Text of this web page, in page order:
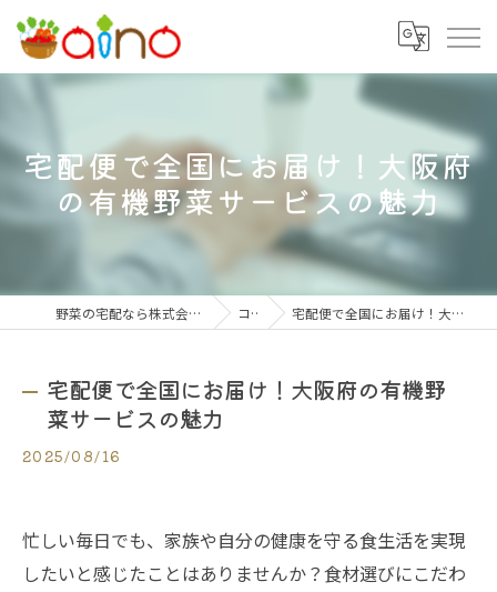
宅配便で全国にお届け！大阪府
の有機野菜サービスの魅力
野菜の宅配なら株式会社大阪愛農食品センター コラム 宅配便で全国にお届け！大阪府の有機野菜サービスの魅力
宅配便で全国にお届け！大阪府の有機野
菜サービスの魅力
2025/08/16
忙しい毎日でも、家族や自分の健康を守る食生活を実現
したいと感じたことはありませんか？食材選びにこだわ